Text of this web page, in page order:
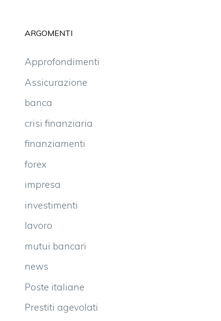
ARGOMENTI
Approfondimenti
Assicurazione
banca
crisi finanziaria
finanziamenti
forex
impresa
investimenti
lavoro
mutui bancari
news
Poste italiane
Prestiti agevolati